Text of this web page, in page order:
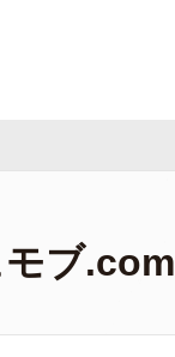
ブ.com